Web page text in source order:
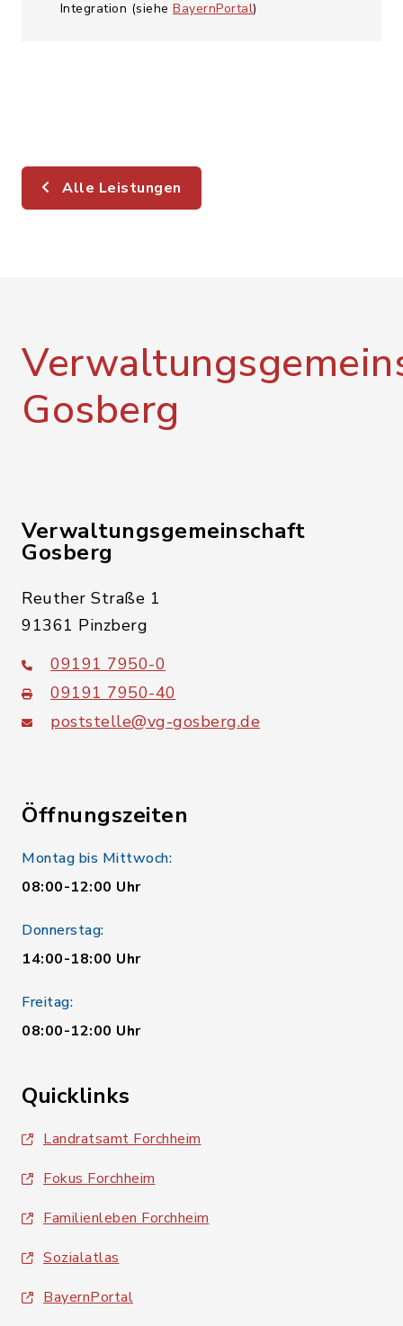
Integration (siehe BayernPortal)
Alle Leistungen
Gosberg
Verwaltungsgemeinschaft
Gosberg
Reuther Straße 1
91361 Pinzberg
09191 7950-0
09191 7950-40
poststelle@vg-gosberg.de
Öffnungszeiten
Montag bis Mittwoch:
08:00-12:00 Uhr
Donnerstag:
14:00-18:00 Uhr
Freitag:
08:00-12:00 Uhr
Quicklinks
Landratsamt Forchheim
Fokus Forchheim
Familienleben Forchheim
Sozialatlas
BayernPortal